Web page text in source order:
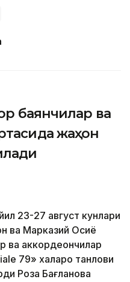
баянчилар ва
жаҳон
23-27 август кунлари
ва Марказий Осиё
ва аккордеончилар
79» халқаро танлови
Роза Бағланова